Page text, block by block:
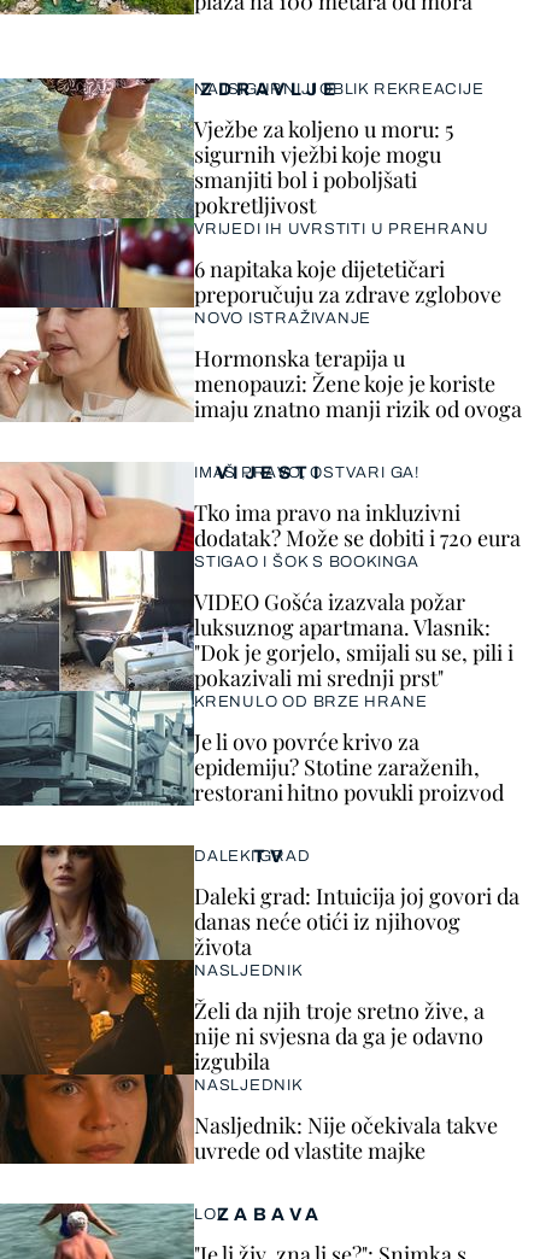
VIJESTI
IMAŠ PRAVO, OSTVARI GA!
Tko ima pravo na inkluzivni
dodatak? Može se dobiti i 720 eura
STIGAO I ŠOK S BOOKINGA
VIDEO Gošća izazvala požar
luksuznog apartmana. Vlasnik:
"Dok je gorjelo, smijali su se, pili i
pokazivali mi srednji prst"
KRENULO OD BRZE HRANE
Je li ovo povrće krivo za
epidemiju? Stotine zaraženih,
restorani hitno povukli proizvod
ZDRAVLJE
NAJSIGURNIJI OBLIK REKREACIJE
Vježbe za koljeno u moru: 5
sigurnih vježbi koje mogu
smanjiti bol i poboljšati
pokretljivost
VRIJEDI IH UVRSTITI U PREHRANU
6 napitaka koje dijetetičari
preporučuju za zdrave zglobove
NOVO ISTRAŽIVANJE
Hormonska terapija u
menopauzi: Žene koje je koriste
imaju znatno manji rizik od ovoga
ZABAVA
LOL
TV
DALEKI GRAD
Daleki grad: Intuicija joj govori da
danas neće otići iz njihovog
života
NASLJEDNIK
Želi da njih troje sretno žive, a
nije ni svjesna da ga je odavno
izgubila
NASLJEDNIK
Nasljednik: Nije očekivala takve
uvrede od vlastite majke